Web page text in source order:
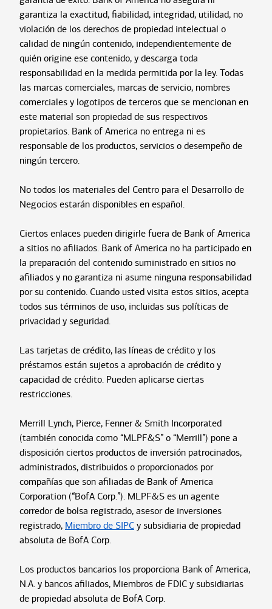
garantiza la exactitud, fiabilidad, integridad, utilidad, no
violación de los derechos de propiedad intelectual o
calidad de ningún contenido, independientemente de
quién origine ese contenido, y descarga toda
responsabilidad en la medida permitida por la ley. Todas
las marcas comerciales, marcas de servicio, nombres
comerciales y logotipos de terceros que se mencionan en
este material son propiedad de sus respectivos
propietarios. Bank of America no entrega ni es
responsable de los productos, servicios o desempeño de
ningún tercero.
No todos los materiales del Centro para el Desarrollo de
Negocios estarán disponibles en español.
Ciertos enlaces pueden dirigirle fuera de Bank of America
a sitios no afiliados. Bank of America no ha participado en
la preparación del contenido suministrado en sitios no
afiliados y no garantiza ni asume ninguna responsabilidad
por su contenido. Cuando usted visita estos sitios, acepta
todos sus términos de uso, incluidas sus políticas de
privacidad y seguridad.
Las tarjetas de crédito, las líneas de crédito y los
préstamos están sujetos a aprobación de crédito y
capacidad de crédito. Pueden aplicarse ciertas
restricciones.
Merrill Lynch, Pierce, Fenner & Smith Incorporated
(también conocida como “MLPF&S” o “Merrill”) pone a
disposición ciertos productos de inversión patrocinados,
administrados, distribuidos o proporcionados por
compañías que son afiliadas de Bank of America
Corporation (“BofA Corp.”). MLPF&S es un agente
corredor de bolsa registrado, asesor de inversiones
registrado, Miembro de SIPC y subsidiaria de propiedad
absoluta de BofA Corp.
Los productos bancarios los proporciona Bank of America,
N.A. y bancos afiliados, Miembros de FDIC y subsidiarias
de propiedad absoluta de BofA Corp.